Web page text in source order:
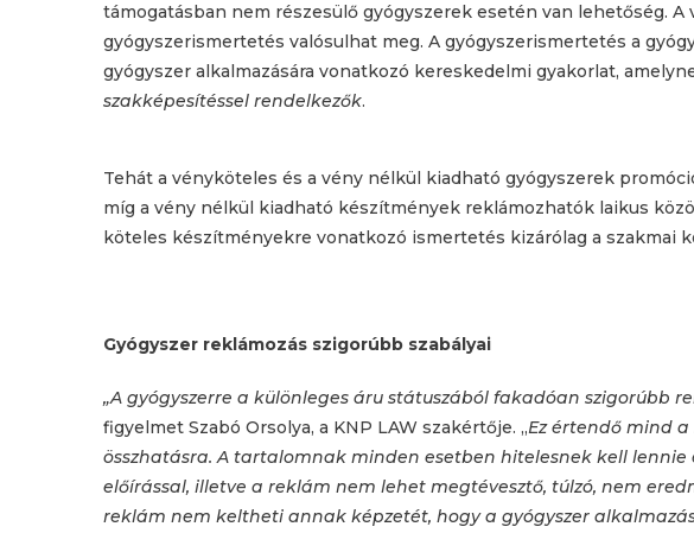
támogatásban nem részesülő gyógyszerek esetén van lehetőség.
gyógyszerismertetés valósulhat meg. A gyógyszerismertetés a
gyógyszer alkalmazására vonatkozó kereskedelmi gyakorlat,
szakképesítéssel rendelkezők.
Tehát a vényköteles és a vény nélkül kiadható gyógyszerek
míg a vény nélkül kiadható készítmények reklámozhatók laikus
köteles készítményekre vonatkozó ismertetés kizárólag a szakmai
Gyógyszer reklámozás szigorúbb szabályai
„A gyógyszerre a különleges áru státuszából fakadóan szigorúbb
figyelmet Szabó Orsolya, a KNP LAW szakértője. „Ez értendő mind
összhatásra. A tartalomnak minden esetben hitelesnek kell
előírással, illetve a reklám nem lehet megtévesztő, túlzó, nem
reklám nem keltheti annak képzetét, hogy a gyógyszer